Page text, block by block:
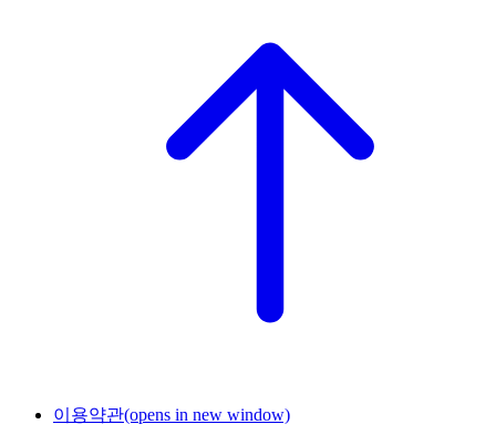
이용약관(opens in new window)